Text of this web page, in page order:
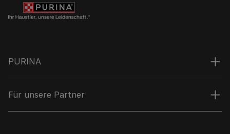
PURINA
Für unsere Partner